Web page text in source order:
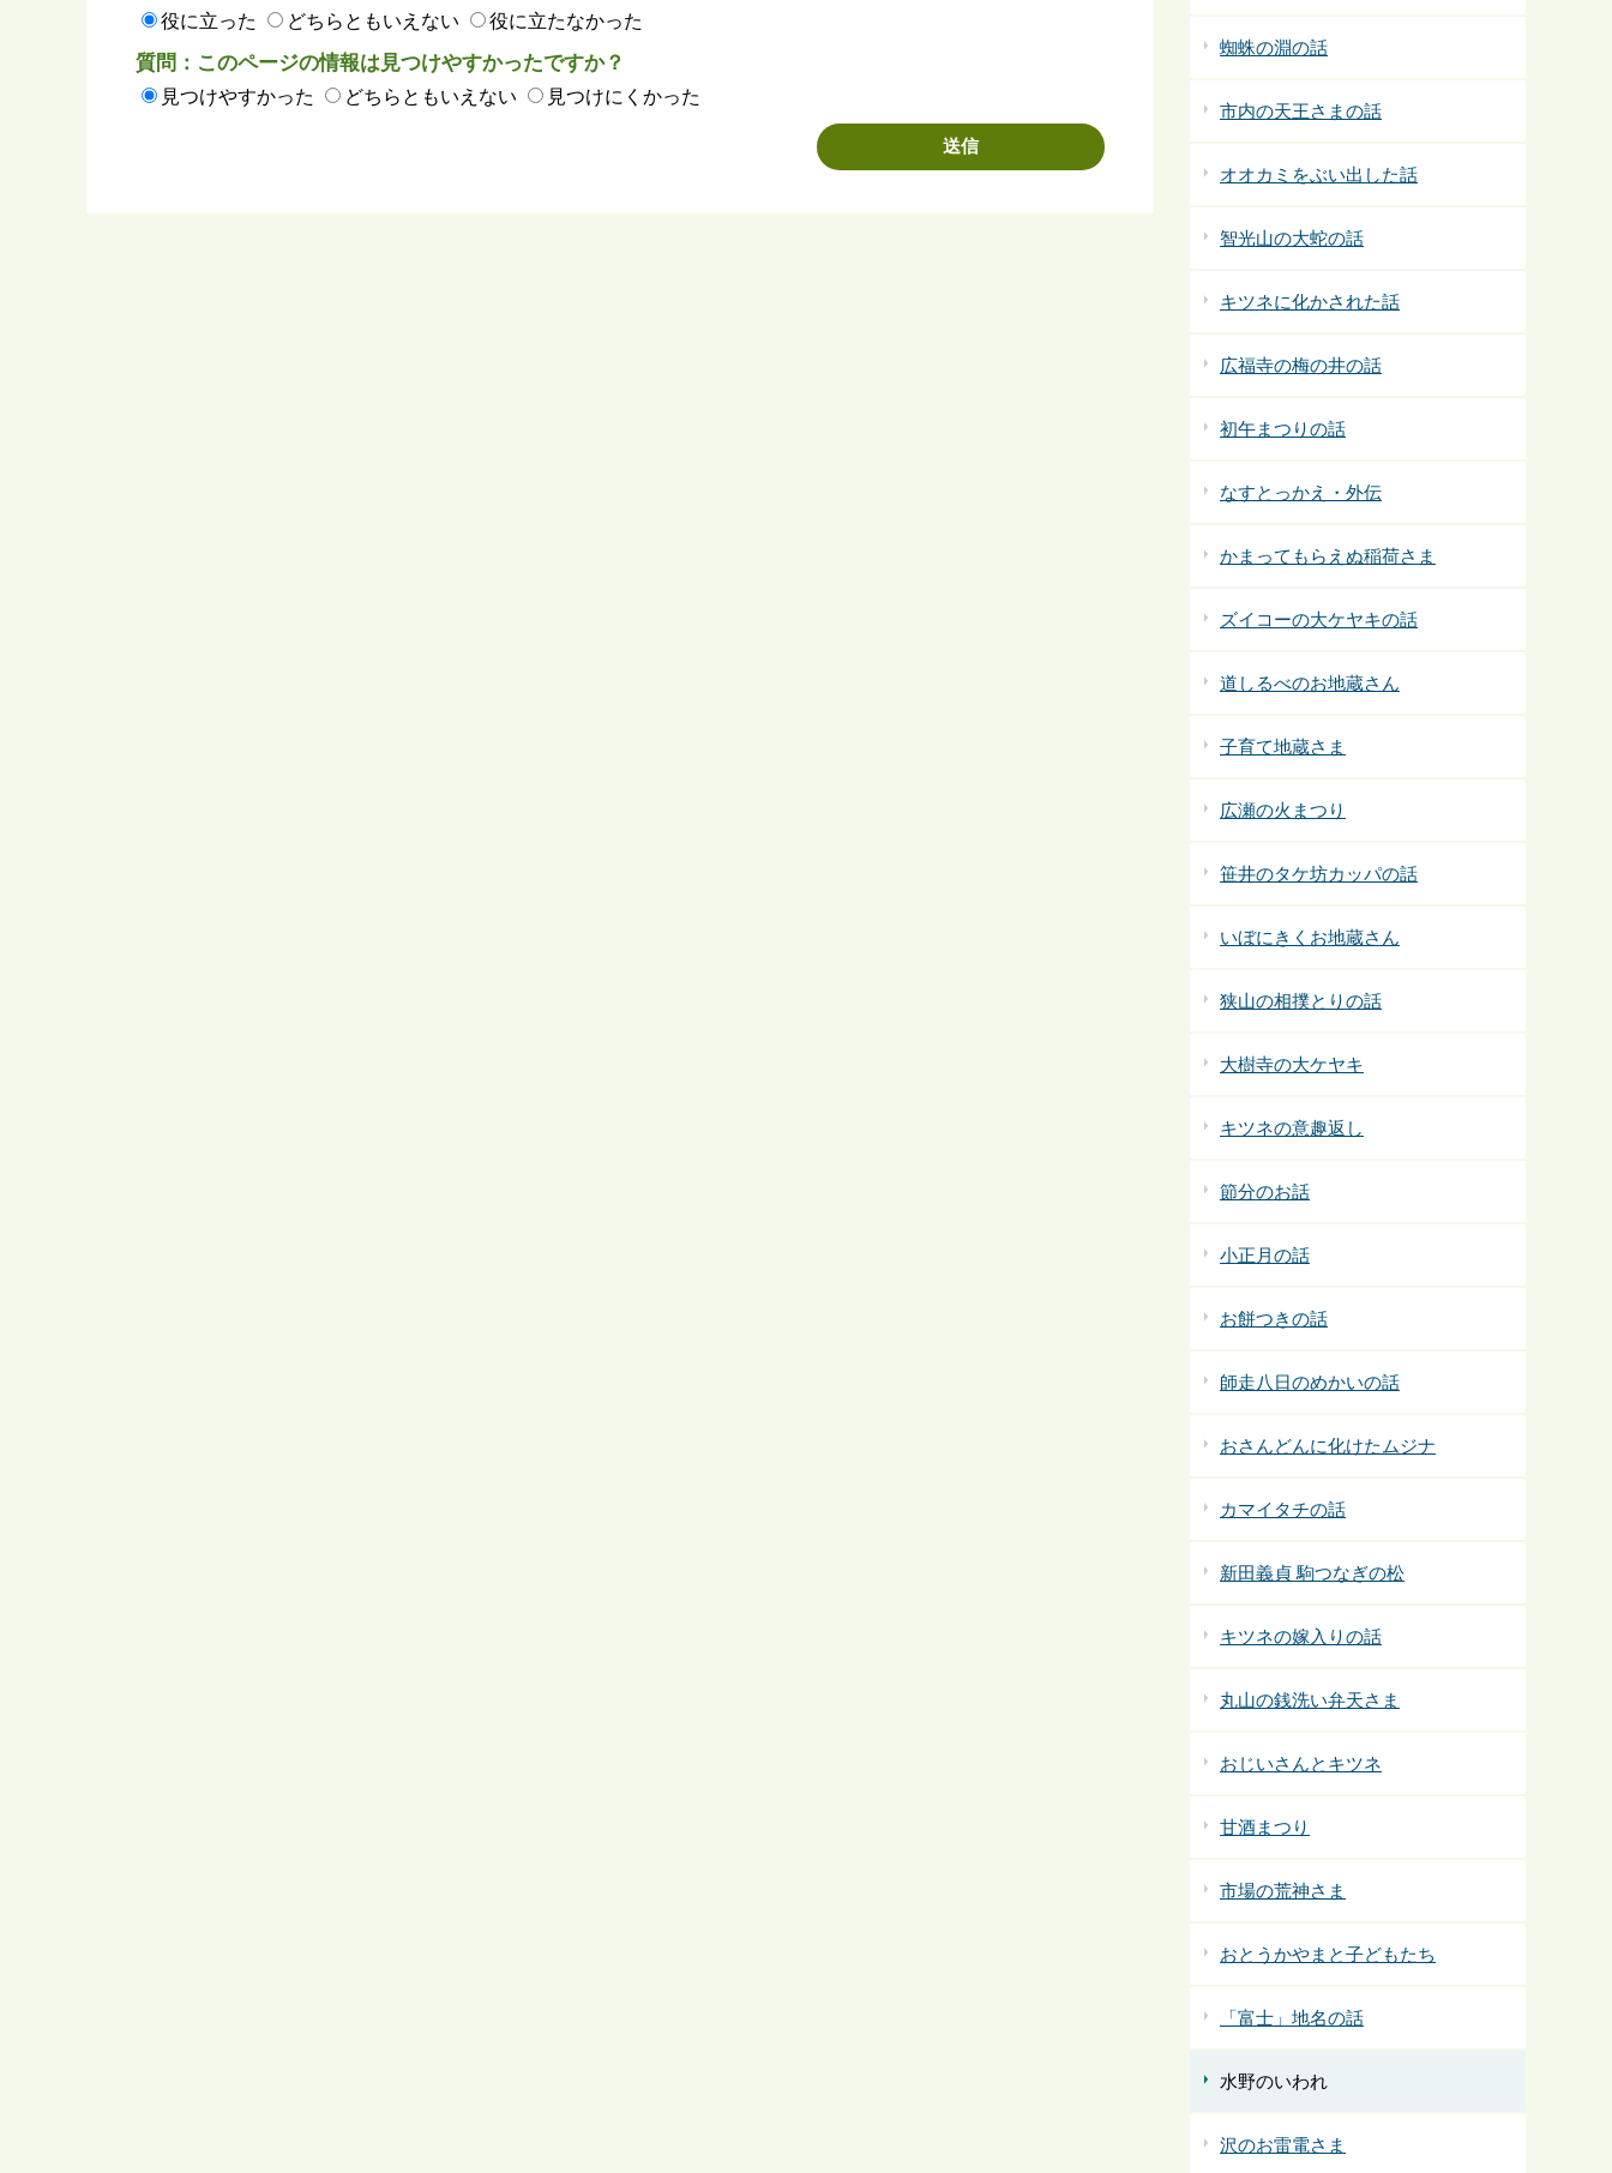
役に立った どちらともいえない 役に立たなかった
質問：このページの情報は見つけやすかったですか？
見つけやすかった どちらともいえない 見つけにくかった
蜘蛛の淵の話
市内の天王さまの話
オオカミをぶい出した話
智光山の大蛇の話
キツネに化かされた話
広福寺の梅の井の話
初午まつりの話
なすとっかえ・外伝
かまってもらえぬ稲荷さま
ズイコーの大ケヤキの話
道しるべのお地蔵さん
子育て地蔵さま
広瀬の火まつり
笹井のタケ坊カッパの話
いぼにきくお地蔵さん
狭山の相撲とりの話
大樹寺の大ケヤキ
キツネの意趣返し
節分のお話
小正月の話
お餅つきの話
師走八日のめかいの話
おさんどんに化けたムジナ
カマイタチの話
新田義貞 駒つなぎの松
キツネの嫁入りの話
丸山の銭洗い弁天さま
おじいさんとキツネ
甘酒まつり
市場の荒神さま
おとうかやまと子どもたち
「富士」地名の話
水野のいわれ
沢のお雷電さま